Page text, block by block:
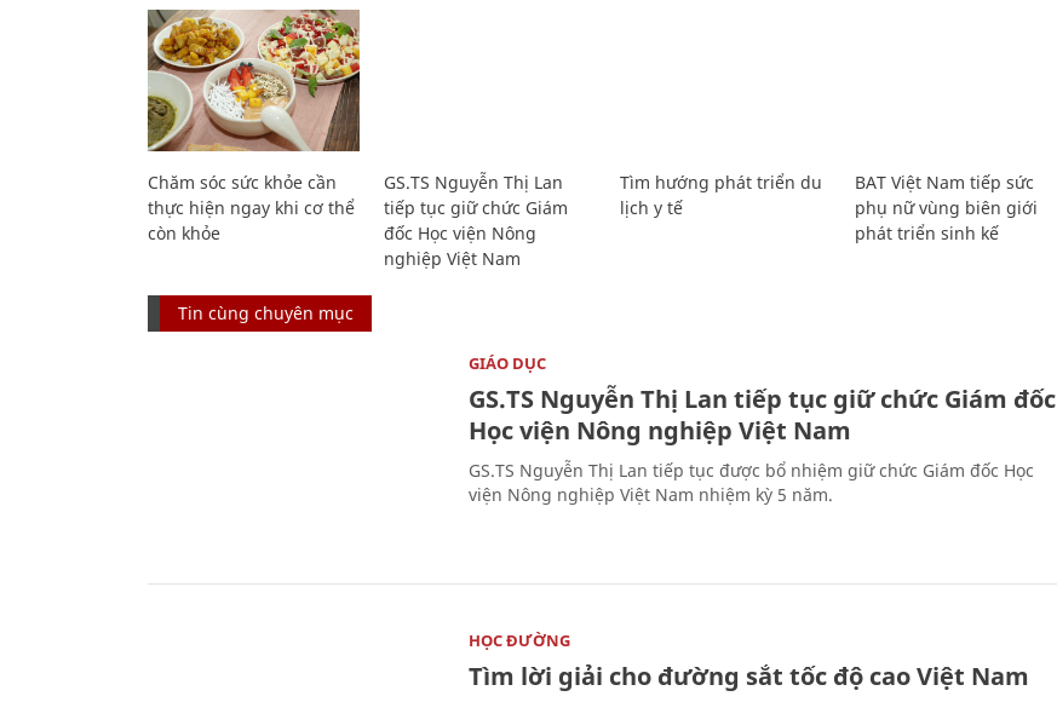
Chăm sóc sức khỏe cần
thực hiện ngay khi cơ thể
còn khỏe
GS.TS Nguyễn Thị Lan
tiếp tục giữ chức Giám
đốc Học viện Nông
nghiệp Việt Nam
Tìm hướng phát triển du
lịch y tế
BAT Việt Nam tiếp sức
phụ nữ vùng biên giới
phát triển sinh kế
Tin cùng chuyên mục
GIÁO DỤC
GS.TS Nguyễn Thị Lan tiếp tục giữ chức Giám đốc
Học viện Nông nghiệp Việt Nam
GS.TS Nguyễn Thị Lan tiếp tục được bổ nhiệm giữ chức Giám đốc Học
viện Nông nghiệp Việt Nam nhiệm kỳ 5 năm.
HỌC ĐƯỜNG
Tìm lời giải cho đường sắt tốc độ cao Việt Nam